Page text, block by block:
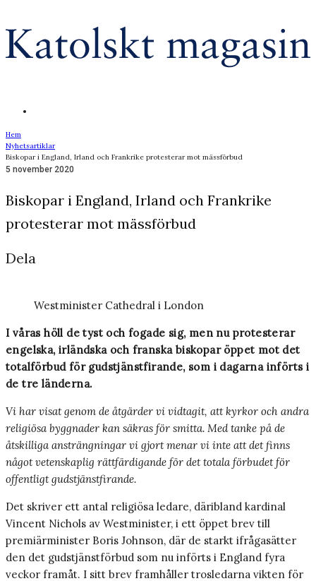
Hem
Nyhetsartiklar
Biskopar i England, Irland och Frankrike protesterar mot mässförbud
5 november 2020
Biskopar i England, Irland och Frankrike
protesterar mot mässförbud
Dela
Westminister Cathedral i London
I våras höll de tyst och fogade sig, men nu protesterar
engelska, irländska och franska biskopar öppet mot det
totalförbud för gudstjänstfirande, som i dagarna införts i
de tre länderna.
Vi har visat genom de åtgärder vi vidtagit, att kyrkor och andra
religiösa byggnader kan säkras för smitta. Med tanke på de
åtskilliga ansträngningar vi gjort menar vi inte att det finns
något vetenskaplig rättfärdigande för det totala förbudet för
offentligt gudstjänstfirande.
Det skriver ett antal religiösa ledare, däribland kardinal
Vincent Nichols av Westminister, i ett öppet brev till
premiärminister Boris Johnson, där de starkt ifrågasätter
den det gudstjänstförbud som nu införts i England fyra
veckor framåt. I sitt brev framhåller trosledarna vikten för